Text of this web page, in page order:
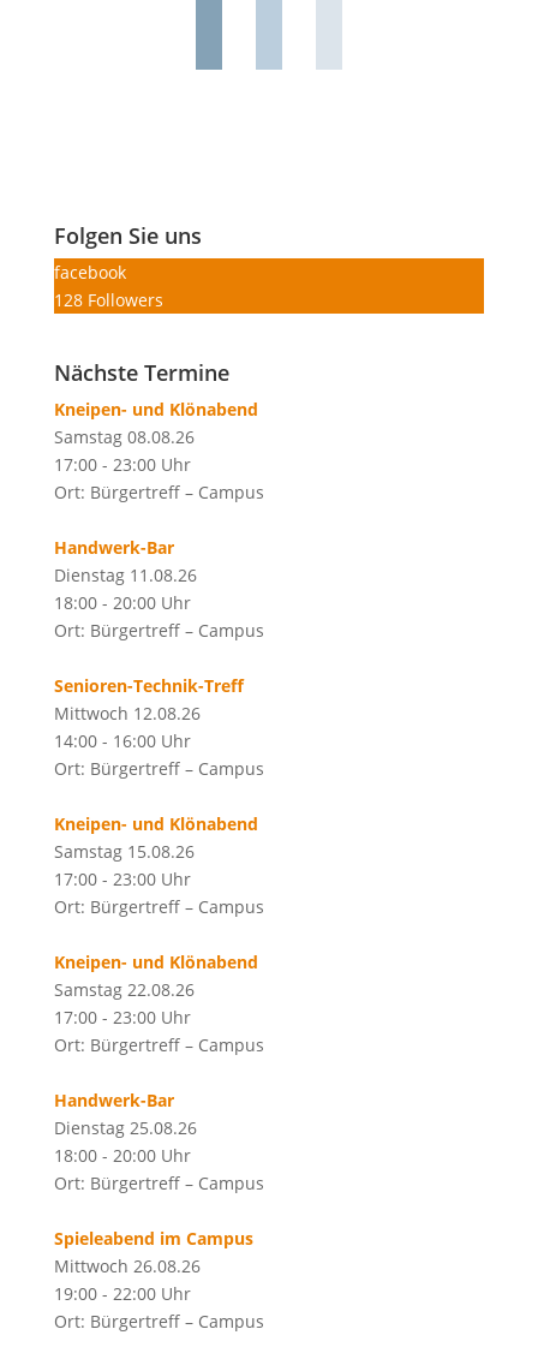
Folgen Sie uns
facebook
128 Followers
Nächste Termine
Kneipen- und Klönabend
Samstag 08.08.26
17:00 - 23:00 Uhr
Ort: Bürgertreff – Campus
Handwerk-Bar
Dienstag 11.08.26
18:00 - 20:00 Uhr
Ort: Bürgertreff – Campus
Senioren-Technik-Treff
Mittwoch 12.08.26
14:00 - 16:00 Uhr
Ort: Bürgertreff – Campus
Kneipen- und Klönabend
Samstag 15.08.26
17:00 - 23:00 Uhr
Ort: Bürgertreff – Campus
Kneipen- und Klönabend
Samstag 22.08.26
17:00 - 23:00 Uhr
Ort: Bürgertreff – Campus
Handwerk-Bar
Dienstag 25.08.26
18:00 - 20:00 Uhr
Ort: Bürgertreff – Campus
Spieleabend im Campus
Mittwoch 26.08.26
19:00 - 22:00 Uhr
Ort: Bürgertreff – Campus